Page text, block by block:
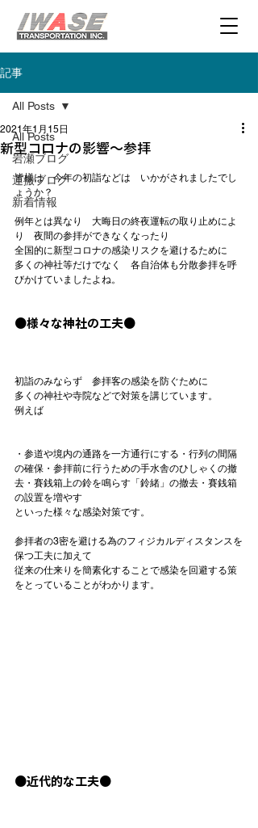
記事
All Posts
岩瀬ブログ
運搬ブログ
新着情報
All Posts
新型コロナの影響～参拝
2021年1月15日
皆様は　今年の初詣などは　いかがされましたでし
ょうか？
例年とは異なり　大晦日の終夜運転の取り止めによ
り　夜間の参拝ができなくなったり
全国的に新型コロナの感染リスクを避けるために
多くの神社等だけでなく　各自治体も分散参拝を呼
びかけていましたよね。
●様々な神社の工夫●
初詣のみならず　参拝客の感染を防ぐために
多くの神社や寺院などで対策を講じています。
例えば
・参道や境内の通路を一方通行にする ・行列の間隔
の確保 ・参拝前に行うための手水舎のひしゃくの撤
去 ・賽銭箱上の鈴を鳴らす「鈴緒」の撤去 ・賽銭箱
の設置を増やす
といった様々な感染対策です。
参拝者の3密を避ける為のフィジカルディスタンスを
保つ工夫に加えて
従来の仕来りを簡素化することで感染を回避する策
をとっていることがわかります。
●近代的な工夫●